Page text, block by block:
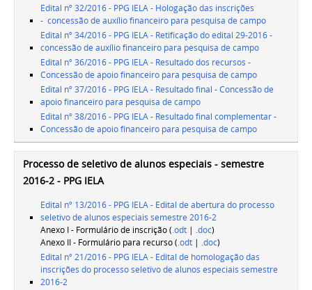
Edital nº 32/2016 - PPG IELA - Hologação das inscrições
- concessão de auxílio financeiro para pesquisa de campo
Edital nº 34/2016 - PPG IELA - Retificação do edital 29-2016 -
concessão de auxílio financeiro para pesquisa de campo
Edital nº 36/2016 - PPG IELA - Resultado dos recursos -
Concessão de apoio financeiro para pesquisa de campo
Edital nº 37/2016 - PPG IELA - Resultado final - Concessão de
apoio financeiro para pesquisa de campo
Edital nº 38/2016 - PPG IELA - Resultado final complementar -
Concessão de apoio financeiro para pesquisa de campo
Processo de seletivo de alunos especiais - semestre
2016-2 - PPG IELA
Edital nº 13/2016 - PPG IELA - Edital de abertura do processo
seletivo de alunos especiais semestre 2016-2
Anexo I - Formulário de inscrição (.odt | .doc)
Anexo II - Formulário para recurso (.odt | .doc)
Edital nº 21/2016 - PPG IELA - Edital de homologação das
inscrições do processo seletivo de alunos especiais semestre
2016-2